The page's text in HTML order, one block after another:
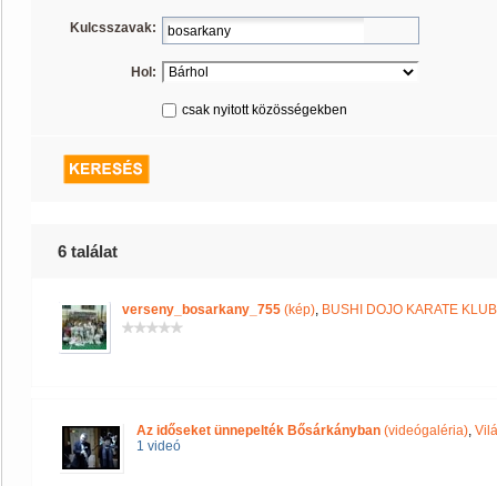
Kulcsszavak:
Hol:
csak nyitott közösségekben
6 találat
verseny_bosarkany_755 (kép), BUSHI DOJO KARATE KLUB
Az időseket ünnepelték Bősárkányban (videógaléria),
1 videó